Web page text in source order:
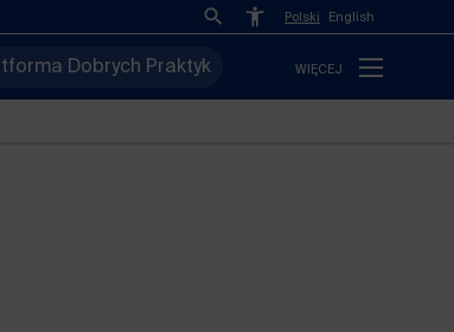
Polski English
Dobrych Praktyk WIĘCEJ